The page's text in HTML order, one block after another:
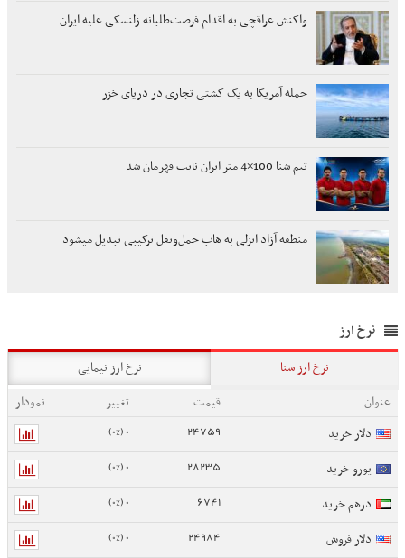
واکنش عراقچی به اقدام فرصت‌طلبانه زلنسکی علیه ایران
حمله آمریکا به یک کشتی تجاری در دریای خزر
تیم شنا 100×4 متر ایران نایب قهرمان شد
منطقه آزاد انزلی به هاب حمل‌ونقل ترکیبی تبدیل میشود
نرخ ارز
نرخ ارز سنا
نرخ ارز نیمایی
عنوان
قیمت تغییر
نمودار
دلار خرید
24759
0 (0%)
یورو خرید 28235
0 (0%)
درهم خرید 6741
0 (0%)
دلار فروش 24984
0 (0%)